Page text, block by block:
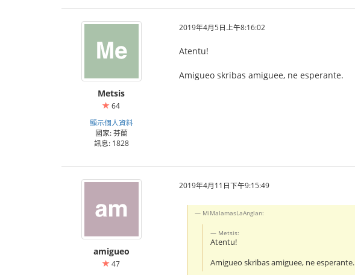
Metsis
64
顯示個人資料
國家: 芬蘭
訊息: 1828
2019年4月5日上午8:16:02
Atentu!
Amigueo skribas amiguee, ne esperante.
amigueo
47
2019年4月11日下午9:15:49
MiMalamasLaAnglan:
Metsis:
Atentu!
Amigueo skribas amiguee, ne esperante.